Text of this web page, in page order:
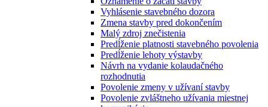
Vyhlásenie stavebného dozora
Zmena stavby pred dokončením
Malý zdroj znečistenia
Predĺženie platnosti stavebného povolenia
Predĺženie lehoty výstavby
Návrh na vydanie kolaudačného
rozhodnutia
Povolenie zmeny v užívaní stavby
Povolenie zvláštneho užívania miestnej